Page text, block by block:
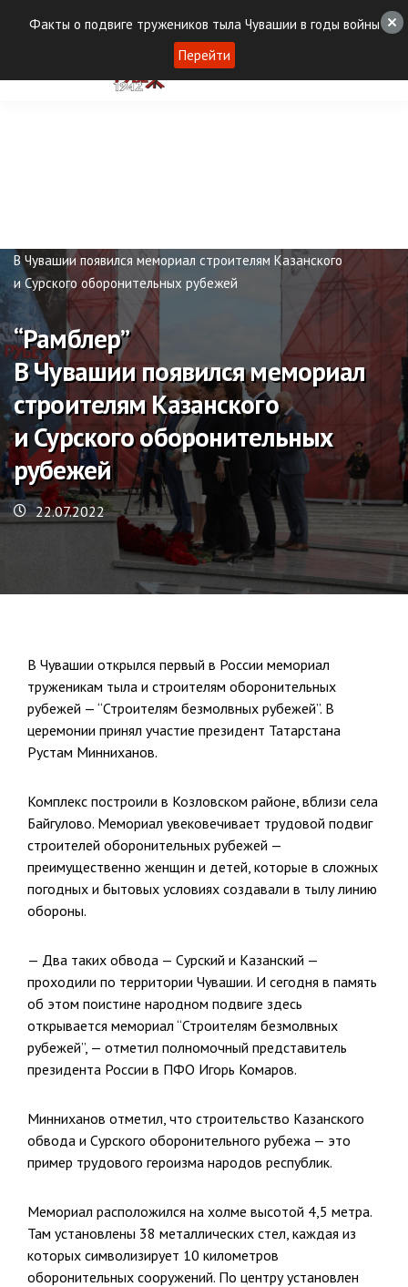
В Чувашии появился мемориал строителям Казанского
и Сурского оборонительных рубежей
“Рамблер”
В Чувашии появился мемориал
строителям Казанского
и Сурского оборонительных
рубежей
22.07.2022
В Чувашии открылся первый в России мемориал
труженикам тыла и строителям оборонительных
рубежей — “Строителям безмолвных рубежей”. В
церемонии принял участие президент Татарстана
Рустам Минниханов.
Комплекс построили в Козловском районе, вблизи села
Байгулово. Мемориал увековечивает трудовой подвиг
строителей оборонительных рубежей —
преимущественно женщин и детей, которые в сложных
погодных и бытовых условиях создавали в тылу линию
обороны.
— Два таких обвода — Сурский и Казанский —
проходили по территории Чувашии. И сегодня в память
об этом поистине народном подвиге здесь
открывается мемориал “Строителям безмолвных
рубежей”, — отметил полномочный представитель
президента России в ПФО Игорь Комаров.
Минниханов отметил, что строительство Казанского
обвода и Сурского оборонительного рубежа — это
пример трудового героизма народов республик.
Мемориал расположился на холме высотой 4,5 метра.
Там установлены 38 металлических стел, каждая из
которых символизирует 10 километров
оборонительных сооружений. По центру установлен
Факты о подвиге тружеников тыла Чувашии в годы войны
Перейти